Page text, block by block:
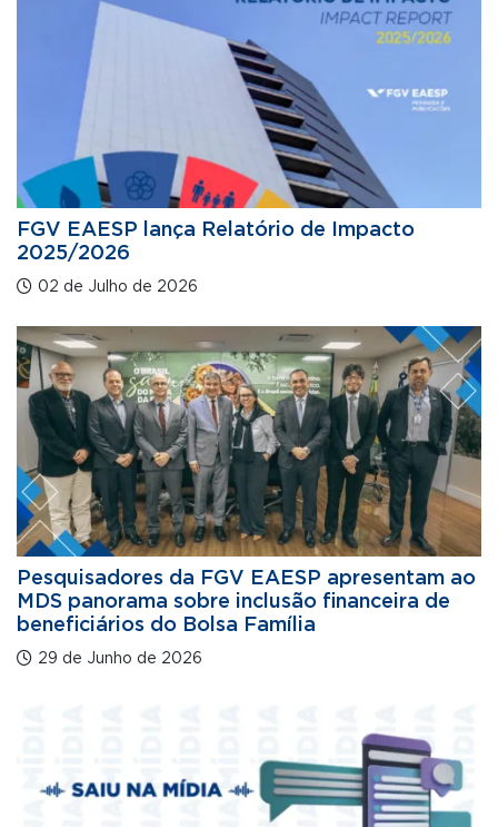
FGV EAESP lança Relatório de Impacto
2025/2026
02 de Julho de 2026
Pesquisadores da FGV EAESP apresentam ao
MDS panorama sobre inclusão financeira de
beneficiários do Bolsa Família
29 de Junho de 2026